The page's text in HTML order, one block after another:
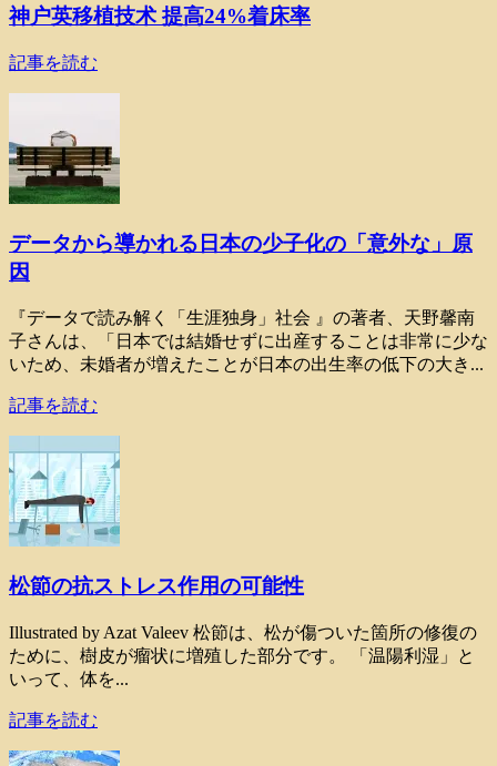
神户英移植技术 提高24%着床率
記事を読む
データから導かれる日本の少子化の「意外な」原
因
『データで読み解く「生涯独身」社会 』の著者、天野馨南
子さんは、「日本では結婚せずに出産することは非常に少な
いため、未婚者が増えたことが日本の出生率の低下の大き...
記事を読む
松節の抗ストレス作用の可能性
Illustrated by Azat Valeev 松節は、松が傷ついた箇所の修復の
ために、樹皮が瘤状に増殖した部分です。 「温陽利湿」と
いって、体を...
記事を読む